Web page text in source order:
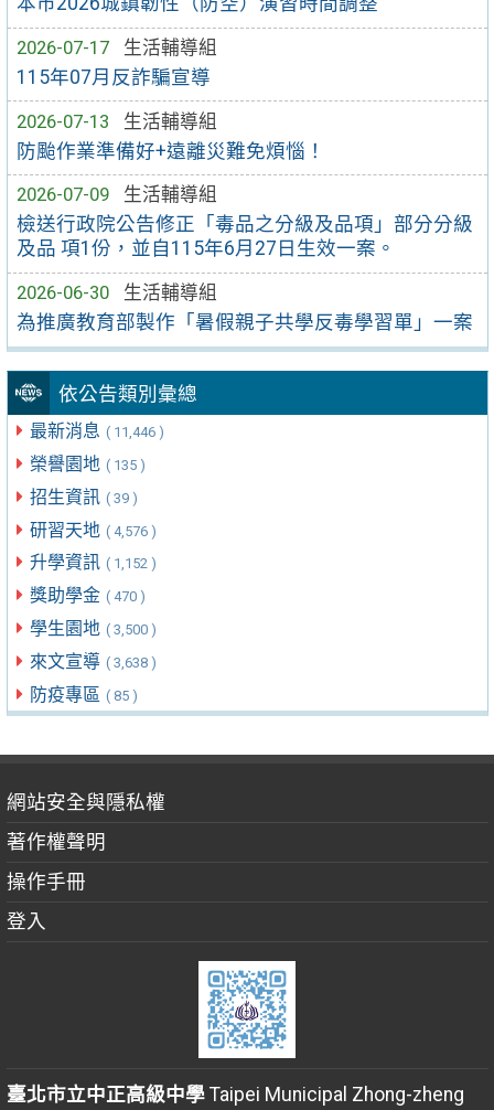
2026-07-17
生活輔導組
115年07月反詐騙宣導
2026-07-13
生活輔導組
防颱作業準備好+遠離災難免煩惱！
2026-07-09
生活輔導組
檢送行政院公告修正「毒品之分級及品項」部分分級
及品 項1份，並自115年6月27日生效一案。
2026-06-30
生活輔導組
為推廣教育部製作「暑假親子共學反毒學習單」一案
依公告類別彙總
最新消息 ( 11,446 )
榮譽園地 ( 135 )
招生資訊 ( 39 )
研習天地 ( 4,576 )
升學資訊 ( 1,152 )
獎助學金 ( 470 )
學生園地 ( 3,500 )
來文宣導 ( 3,638 )
防疫專區 ( 85 )
網站安全與隱私權
著作權聲明
操作手冊
登入
臺北市立中正高級中學Taipei Municipal Zhong-zheng